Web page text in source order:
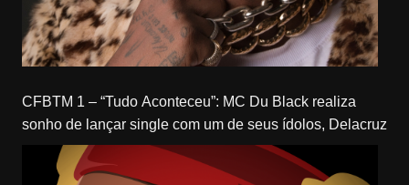
CFBTM 1 – “Tudo Aconteceu”: MC Du Black realiza
sonho de lançar single com um de seus ídolos, Delacruz